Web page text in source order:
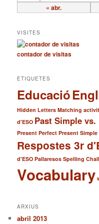
« abr.
VISITES
contador de visitas
ETIQUETES
Educació
Hidden Letters Matching
d'ESO Past Simple
Present Perfect Present
Respostes 3r
d'ESO Pallaresos Spelling
Vocabulary
ARXIUS
abril 2013